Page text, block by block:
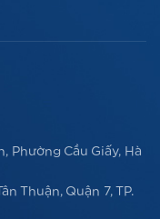
Phường Cầu Giấy, Hà
Thuận, Quận 7, TP.